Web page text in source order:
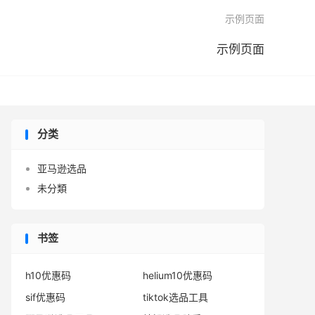
示例页面
示例页面
分类
亚马逊选品
未分類
书签
h10优惠码
helium10优惠码
sif优惠码
tiktok选品工具